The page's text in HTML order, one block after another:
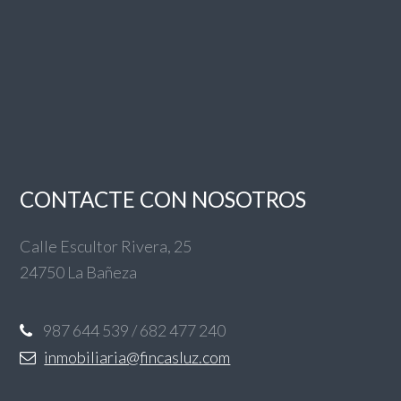
CONTACTE CON NOSOTROS
Calle Escultor Rivera, 25
24750 La Bañeza
987 644 539 / 682 477 240
inmobiliaria@fincasluz.com